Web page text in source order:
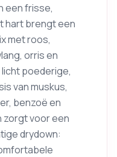
een frisse,
hart brengt een
met roos,
orris en
poederige,
van muskus,
benzoë en
zorgt voor een
drydown: